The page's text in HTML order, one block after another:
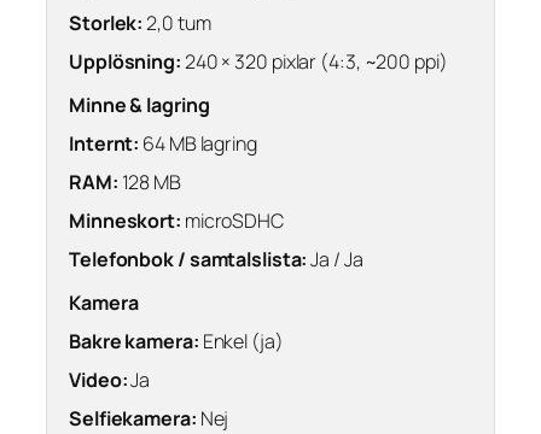
Storlek:2,0 tum
Upplösning:240 × 320 pixlar (4:3, ~200 ppi)
Minne & lagring
Internt: 64 MB lagring
RAM: 128 MB
Minneskort: microSDHC
Telefonbok / samtalslista:Ja / Ja
Kamera
Bakre kamera: Enkel (ja)
Video:Ja
Selfiekamera: Nej